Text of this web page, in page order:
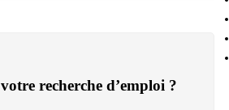
recherche d’emploi ?